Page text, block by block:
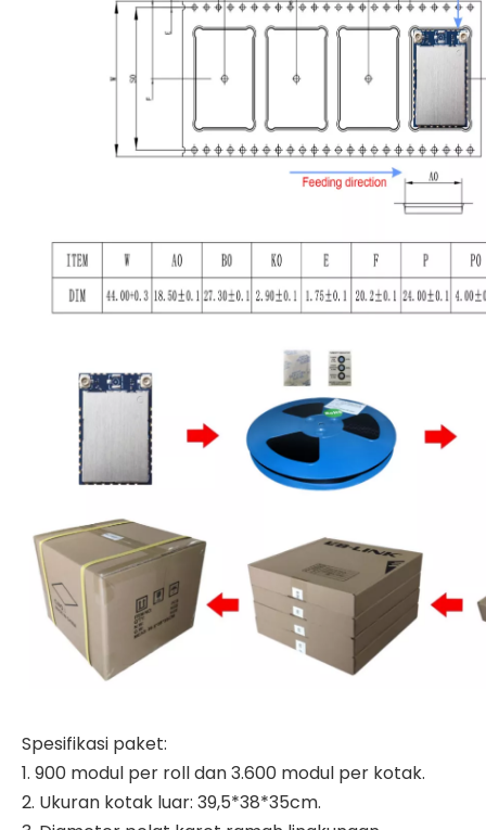
Spesifikasi paket:
1. 900 modul per roll dan 3.600 modul per kotak.
2. Ukuran kotak luar: 39,5*38*35cm.